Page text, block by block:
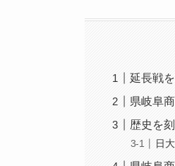
延長戦
県岐阜
歴史を
日